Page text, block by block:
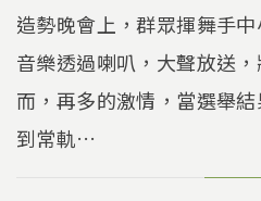
造勢晚會上，群眾揮舞手
音樂透過喇叭，大聲放送
而，再多的激情，當選舉
到常軌…